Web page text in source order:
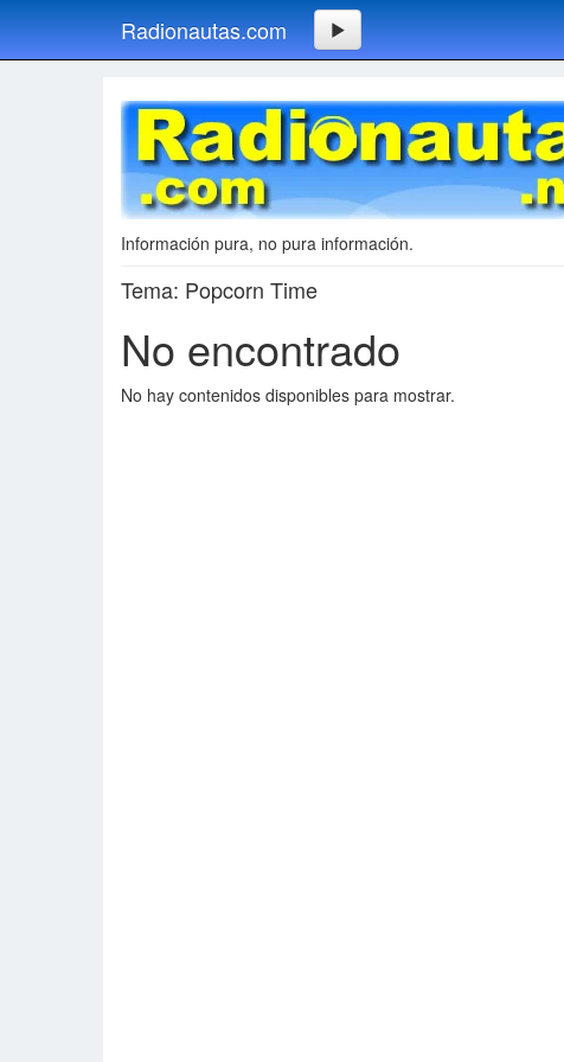
Radionautas.com
Información pura, no pura información.
Tema: Popcorn Time
No encontrado
No hay contenidos disponibles para mostrar.